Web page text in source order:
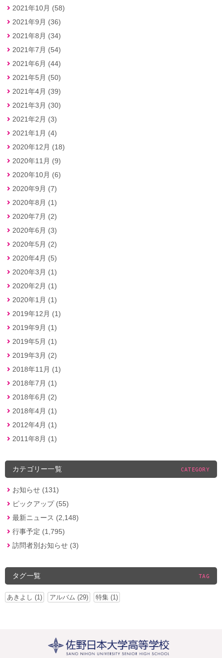
2021年10月 (58)
2021年9月 (36)
2021年8月 (34)
2021年7月 (54)
2021年6月 (44)
2021年5月 (50)
2021年4月 (39)
2021年3月 (30)
2021年2月 (3)
2021年1月 (4)
2020年12月 (18)
2020年11月 (9)
2020年10月 (6)
2020年9月 (7)
2020年8月 (1)
2020年7月 (2)
2020年6月 (3)
2020年5月 (2)
2020年4月 (5)
2020年3月 (1)
2020年2月 (1)
2020年1月 (1)
2019年12月 (1)
2019年9月 (1)
2019年5月 (1)
2019年3月 (2)
2018年11月 (1)
2018年7月 (1)
2018年6月 (2)
2018年4月 (1)
2012年4月 (1)
2011年8月 (1)
カテゴリー一覧 CATEGORY
お知らせ (131)
ピックアップ (55)
最新ニュース (2,148)
行事予定 (1,795)
訪問者別お知らせ (3)
タグ一覧 TAG
あきよし (1) アルバム (29) 特集 (1)